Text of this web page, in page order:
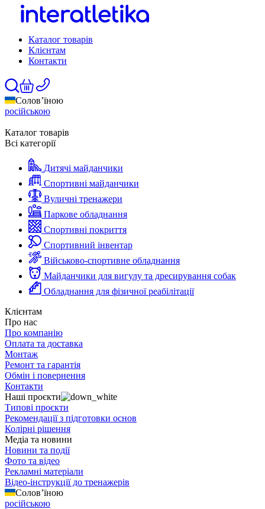
Каталог товарів
Клієнтам
Контакти
Солов’їною
російською
Каталог товарів
Всі категорії
Дитячі майданчики
Спортивні майданчики
Вуличні тренажери
Паркове обладнання
Спортивні покриття
Спортивний інвентар
Військово-спортивне обладнання
Майданчики для вигулу та дресирування собак
Обладнання для фізичної реабілітації
Клієнтам
Про нас
Про компанію
Оплата та доставка
Монтаж
Ремонт та гарантія
Обмін і повернення
Контакти
Наші проєкти
Типові проєкти
Рекомендації з підготовки основ
Колірні рішення
Медіа та новини
Новини та події
Фото та відео
Рекламні матеріали
Відео-інструкції до тренажерів
Солов’їною
російською